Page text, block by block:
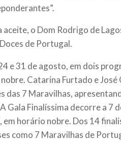
o Dom Rodrigo de
de Portugal.
e 31 de agosto, em dois
Catarina Furtado e
das 7 Maravilhas,
A Gala Finalíssima decorre a 7
horário nobre. Dos 14
como 7 Maravilhas de